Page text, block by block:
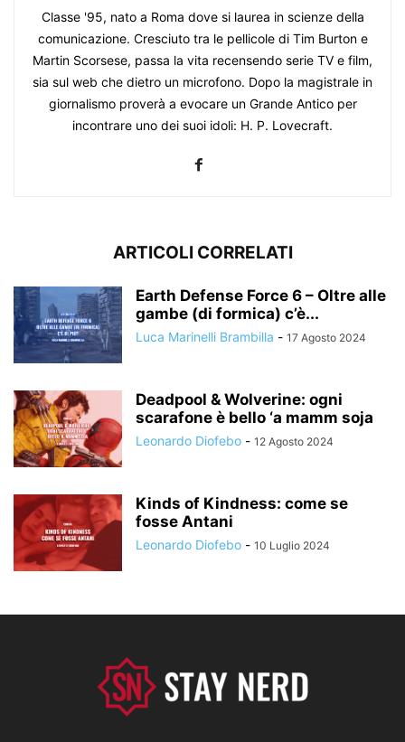
Classe '95, nato a Roma dove si laurea in scienze della
comunicazione. Cresciuto tra le pellicole di Tim Burton e
Martin Scorsese, passa la vita recensendo serie TV e film,
sia sul web che dietro un microfono. Dopo la magistrale in
giornalismo proverà a evocare un Grande Antico per
incontrare uno dei suoi idoli: H. P. Lovecraft.
ARTICOLI CORRELATI
Earth Defense Force 6 – Oltre alle
gambe (di formica) c’è...
Luca Marinelli Brambilla - 17 Agosto 2024
Deadpool & Wolverine: ogni
scarafone è bello ‘a mamm soja
Leonardo Diofebo - 12 Agosto 2024
Kinds of Kindness: come se
fosse Antani
Leonardo Diofebo - 10 Luglio 2024